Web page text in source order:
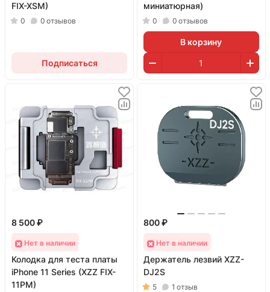
FIX-XSM)
0 0 отзывов
Подписаться
миниатюрная)
0 0 отзывов
В корзину
8 500 ₽
Нет в наличии
Колодка для теста платы
iPhone 11 Series (XZZ FIX-
11PM)
800 ₽
Нет в наличии
Держатель лезвий XZZ-
DJ2S
5 1 отзыв